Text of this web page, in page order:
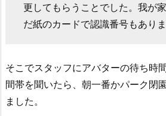
更してもらうことでした。我が
だ紙のカードで認識番号もありま
そこでスタッフにアバターの待ち時
間帯を聞いたら、朝一番かパーク閉
ました。